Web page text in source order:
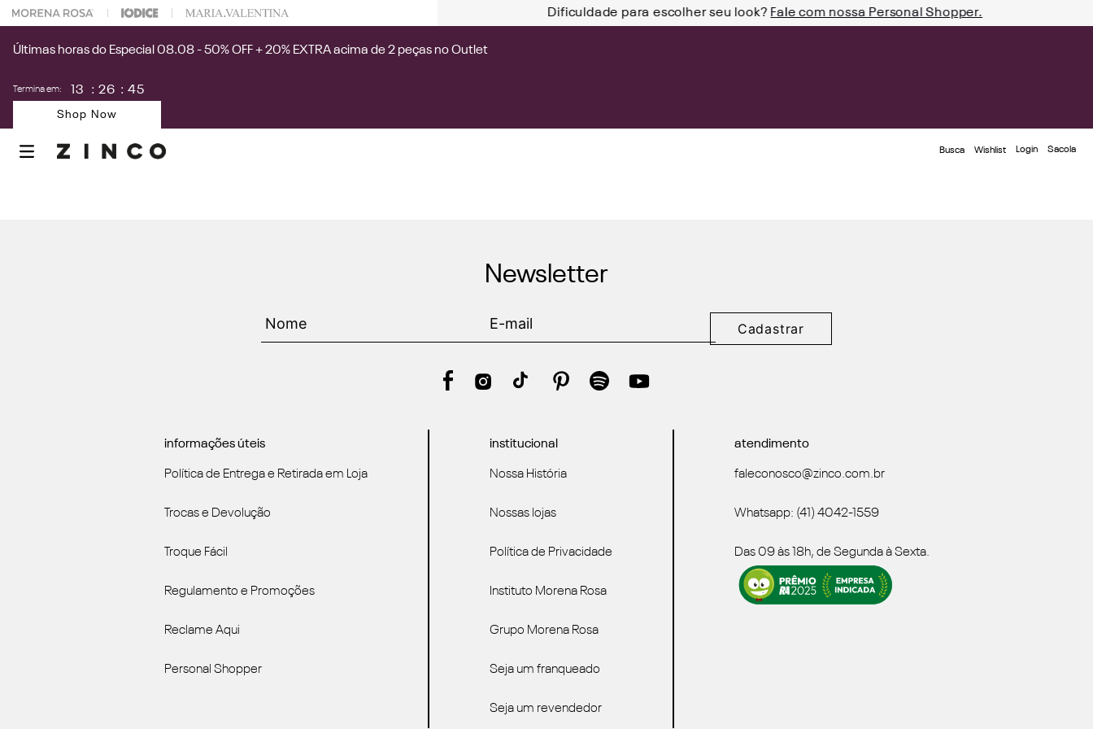
na sua 1° compra usando o cupom: PRIMEIRAZIN Dificuldade para escolher seu look? Fale com nossa Personal Shopper.
Últimas horas do Especial 08.08 - 50% OFF + 20% EXTRA acima de 2 peças no Outlet
Termina em: 13 : 26 : 44
Shop Now
Busca Wishlist Login
Newsletter
Cadastrar
informações úteis
Política de Entrega e Retirada em Loja
Trocas e Devolução
Troque Fácil
Regulamento e Promoções
Reclame Aqui
Personal Shopper
institucional
Nossa História
Nossas lojas
Política de Privacidade
Instituto Morena Rosa
Grupo Morena Rosa
Seja um franqueado
Seja um revendedor
atendimento
faleconosco@zinco.com.br
Whatsapp: (41) 4042-1559
Das 09 às 18h, de Segunda à Sexta.